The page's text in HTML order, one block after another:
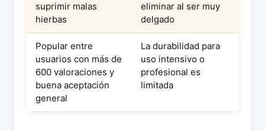
suprimir malas
hierbas
eliminar al ser muy
delgado
Popular entre
usuarios con más de
600 valoraciones y
buena aceptación
general
La durabilidad para
uso intensivo o
profesional es
limitada